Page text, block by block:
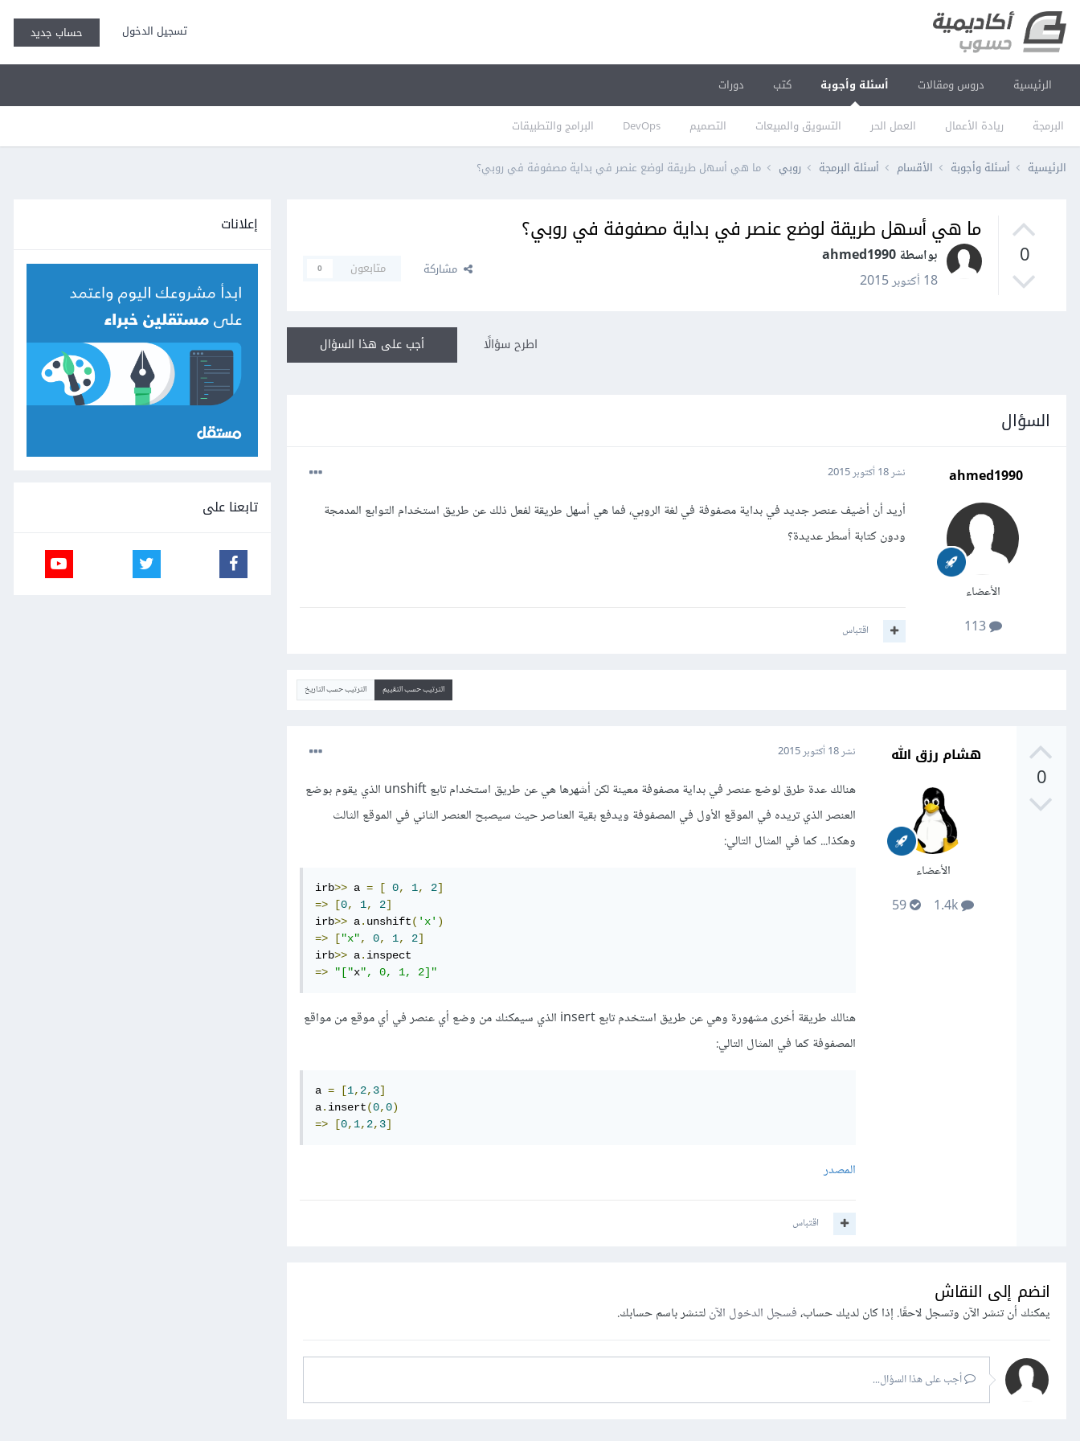
تسجيل الدخول حساب جديد
الرئيسية دروس ومقالات أسئلة وأجوبة
البرمجة ريادة الأعمال العمل الحر التسويق والمبيعات التصميم DevOps البرامج والتطبيقات
كتب دورات
الرئيسية أسئلة وأجوبة الأقسام أسئلة البرمجة روبي ما هي أسهل طريقة لوضع عنصر في بداية مصفوفة في روبي؟
0
ما هي أسهل طريقة لوضع عنصر في بداية مصفوفة في روبي؟
بواسطة ahmed1990
18 أكتوبر 2015
مشاركة متابعون 0
أجب على هذا السؤال اطرح سؤالًا
السؤال
ahmed1990
الأعضاء
113
نشر18 أكتوبر 2015
أريد أن أضيف عنصر جديد في بداية مصفوفة في لغة الروبي، فما هي أسهل طريقة لفعل ذلك عن طريق استخدام التوابع المدمجة
ودون كتابة أسطر عديدة؟
اقتباس
الترتيب حسب التقييم الترتيب حسب التاريخ
0
هشام رزق الله
الأعضاء
نشر18 أكتوبر 2015
هنالك عدة طرق لوضع عنصر في بداية مصفوفة معينة لكن أشهرها هي عن طريق استخدام تابع unshift الذي يقوم بوضع
العنصر الذي تريده في الموقع الأول في المصفوفة ويدفع بقية العناصر حيث سيصبح العنصر الثاني في الموقع الثالث
وهكذا... كما في المثال التالي:
irb>> a = [ 0, 1, 2]
=>
[0, 1, 2]
irb>> a. unshift( 'x' )
=>
["x", 0, 1, 2]
irb>> a.
=>
"["x", 0, 1, 2]"
هنالك طريقة أخرى مشهورة وهي عن طريق استخدم تابع insert الذي سيمكنك من وضع أي عنصر في أي موقع من مواقع
المصفوفة كما في المثال التالي:
a = [1, 2, 3]
a. insert(0,0)
=>
[0, 1, 2, 3]
المصدر
اقتباس
انضم إلى النقاش
يمكنك أن تنشر الآن وتسجل لاحقًا. إذا كان لديك حساب،فسجل الدخول الآنلتنشر باسم حسابك.
أجب على هذا السؤال...
إعلانات
تابعنا على